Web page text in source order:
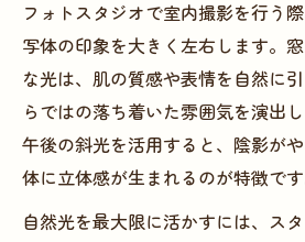
本
自宅撮影スタジオでも映
ック
フォトスタジオの窓配置
撮影スタジオの壁色が自
自然光のみでフォトスタ
フォトスタジオで室内撮影を行う
写体の印象を大きく左右します。
な光は、肌の質感や表情を自然に
らではの落ち着いた雰囲気を演出
午後の斜光を活用すると、陰影が
体に立体感が生まれるのが特徴です
自然光を最大限に活かすには、ス